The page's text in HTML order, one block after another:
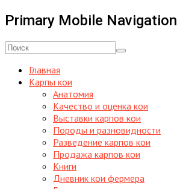
Primary Mobile Navigation
Главная
Карпы кои
Анатомия
Качество и оценка кои
Выставки карпов кои
Породы и разновидности
Разведение карпов кои
Продажа карпов кои
Книги
Дневник кои фермера